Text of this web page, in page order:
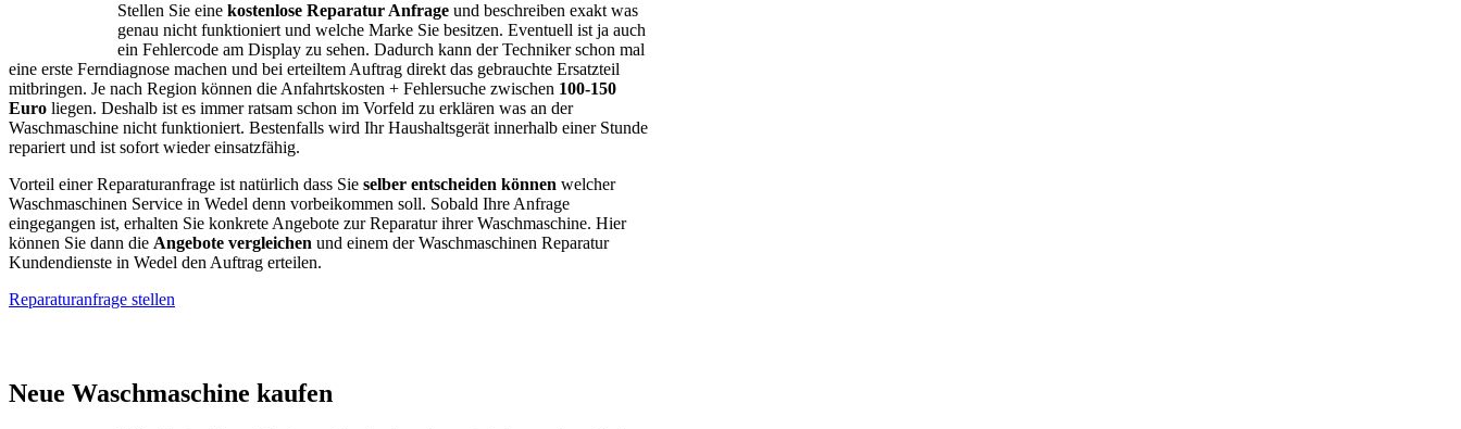
Stellen Sie eine kostenlose Reparatur Anfrage und beschreiben exakt was
genau nicht funktioniert und welche Marke Sie besitzen. Eventuell ist ja auch
ein Fehlercode am Display zu sehen. Dadurch kann der Techniker schon mal
eine erste Ferndiagnose machen und bei erteiltem Auftrag direkt das gebrauchte Ersatzteil
mitbringen. Je nach Region können die Anfahrtskosten + Fehlersuche zwischen 100-150
Euro liegen. Deshalb ist es immer ratsam schon im Vorfeld zu erklären was an der
Waschmaschine nicht funktioniert. Bestenfalls wird Ihr Haushaltsgerät innerhalb einer Stunde
repariert und ist sofort wieder einsatzfähig.
Vorteil einer Reparaturanfrage ist natürlich dass Sie selber entscheiden können welcher
Waschmaschinen Service in Wedel denn vorbeikommen soll. Sobald Ihre Anfrage
eingegangen ist, erhalten Sie konkrete Angebote zur Reparatur ihrer Waschmaschine. Hier
können Sie dann die Angebote vergleichen und einem der Waschmaschinen Reparatur
Kundendienste in Wedel den Auftrag erteilen.
Reparaturanfrage stellen
Neue Waschmaschine kaufen